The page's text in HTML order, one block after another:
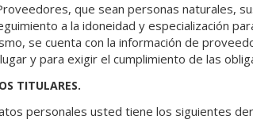
que sean personas naturales,
a la idoneidad y especialización
se cuenta con la información de
y para exigir el cumplimiento de las
TITULARES.
personales usted tiene los siguientes